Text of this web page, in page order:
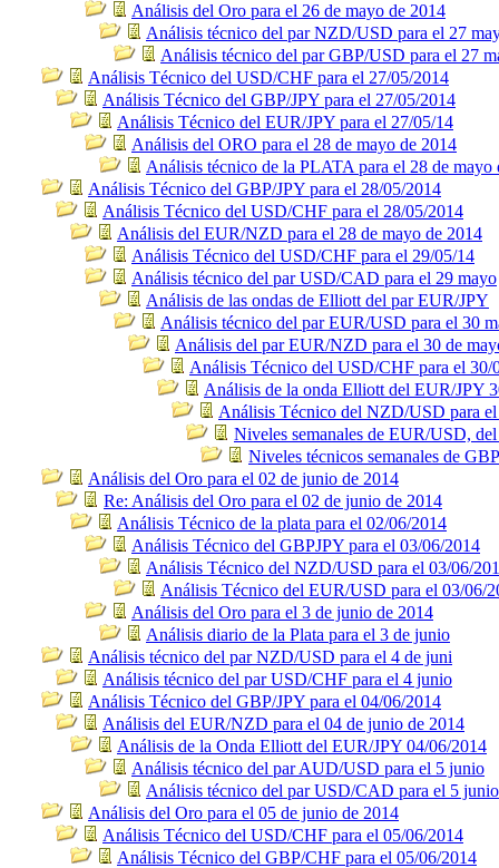
Análisis del Oro para el 26 de mayo de 2014
Análisis técnico del par NZD/USD para el 27
Análisis técnico del par GBP/USD para el 27
Análisis Técnico del USD/CHF para el 27/05/2014
Análisis Técnico del GBP/JPY para el 27/05/2014
Análisis Técnico del EUR/JPY para el 27/05/14
Análisis del ORO para el 28 de mayo de 2014
Análisis técnico de la PLATA para el 28 de mayo
Análisis Técnico del GBP/JPY para el 28/05/2014
Análisis Técnico del USD/CHF para el 28/05/2014
Análisis del EUR/NZD para el 28 de mayo de 2014
Análisis Técnico del USD/CHF para el 29/05/14
Análisis técnico del par USD/CAD para el 29 mayo
Análisis de las ondas de Elliott del par EUR/JPY
Análisis técnico del par EUR/USD para el 30
Análisis del par EUR/NZD para el 30 de
Análisis Técnico del USD/CHF para el 30/
Análisis de la onda Elliott del EUR/JPY
Análisis Técnico del NZD/USD para
Niveles semanales de EUR/USD,
Niveles técnicos semanales de
Análisis del Oro para el 02 de junio de 2014
Re: Análisis del Oro para el 02 de junio de 2014
Análisis Técnico de la plata para el 02/06/2014
Análisis Técnico del GBPJPY para el 03/06/2014
Análisis Técnico del NZD/USD para el 03/06/
Análisis Técnico del EUR/USD para el 03/06/
Análisis del Oro para el 3 de junio de 2014
Análisis diario de la Plata para el 3 de junio
Análisis técnico del par NZD/USD para el 4 de juni
Análisis técnico del par USD/CHF para el 4 junio
Análisis Técnico del GBP/JPY para el 04/06/2014
Análisis del EUR/NZD para el 04 de junio de 2014
Análisis de la Onda Elliott del EUR/JPY 04/06/2014
Análisis técnico del par AUD/USD para el 5 junio
Análisis técnico del par USD/CAD para el 5 junio
Análisis del Oro para el 05 de junio de 2014
Análisis Técnico del USD/CHF para el 05/06/2014
Análisis Técnico del GBP/CHF para el 05/06/2014